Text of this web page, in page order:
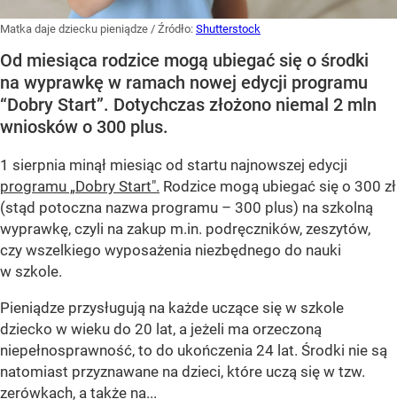
Matka daje dziecku pieniądze / Źródło: Shutterstock
Od miesiąca rodzice mogą ubiegać się o środki
na wyprawkę w ramach nowej edycji programu
“Dobry Start”. Dotychczas złożono niemal 2 mln
wniosków o 300 plus.
1 sierpnia minął miesiąc od startu najnowszej edycji
programu „Dobry Start". Rodzice mogą ubiegać się o 300 zł
(stąd potoczna nazwa programu – 300 plus) na szkolną
wyprawkę, czyli na zakup m.in. podręczników, zeszytów,
czy wszelkiego wyposażenia niezbędnego do nauki
w szkole.
Pieniądze przysługują na każde uczące się w szkole
dziecko w wieku do 20 lat, a jeżeli ma orzeczoną
niepełnosprawność, to do ukończenia 24 lat. Środki nie są
natomiast przyznawane na dzieci, które uczą się w tzw.
zerówkach, a także na...